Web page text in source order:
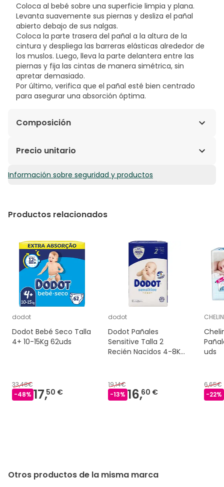
Coloca al bebé sobre una superficie limpia y plana.
Levanta suavemente sus piernas y desliza el pañal
abierto debajo de sus nalgas.
Coloca la parte trasera del pañal a la altura de la
cintura y despliega las barreras elásticas alrededor de
los muslos. Luego, lleva la parte delantera entre las
piernas y fija las cintas de manera simétrica, sin
apretar demasiado.
Por último, verifica que el pañal esté bien centrado
para asegurar una absorción óptima.
Composición
Cojín: Fibra de celulosa (aserrín de árbol) TCF
proveniente de un bosque finlandés bien gestionado
certificado por FSC® y de otras fuentes controladas;
PE/PLA (producido a partir de materias naturales);
Barreras: BIO PE/PP (producido a partir de materias
polipropileno impreso con tintas al agua sin
disolventes; Elásticos: sin látex, pegados a baja
temperatura; Orejas delanteras: Polipropileno; Orejas
traseras: Polietileno / Polipropileno; Receptor: Poliamida
/ Poliéster / Polietileno; Sujetadores: film de Polietileno
y gancho de malla de Poliamida; Pegamento: a base
de resina sintética.
Precio unitario
0,30€ / Unidades
Información sobre seguridad y productos
Productos relacionados
dodot
Dodot Bebé Seco Talla
4+ 10-15Kg 62uds
33,48€
-48% 17,50 €
dodot
Dodot Pañales
Sensitive Talla 2
Recién Nacidos 4-8Kg
19,14€
-13% 16,60 €
uds
6,65€
-22%
Otros productos de la misma marca